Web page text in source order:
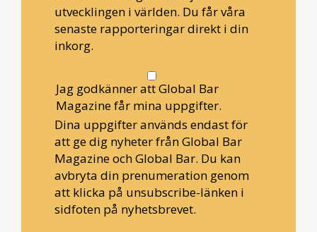
utvecklingen i världen. Du får våra
senaste rapporteringar direkt i din
inkorg.
Jag godkänner att Global Bar
Magazine får mina uppgifter.
Dina uppgifter används endast för
att ge dig nyheter från Global Bar
Magazine och Global Bar. Du kan
avbryta din prenumeration genom
att klicka på unsubscribe-länken i
sidfoten på nyhetsbrevet.